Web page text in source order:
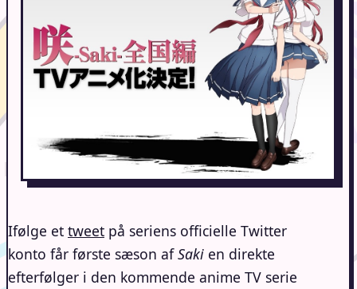
Ifølge et tweet på seriens officielle Twitter
konto får første sæson afSaki en direkte
efterfølger i den kommende anime TV serie